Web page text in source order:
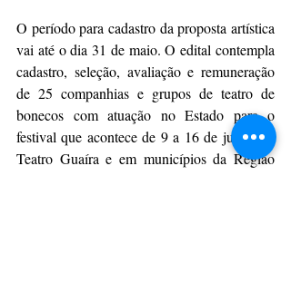
O período para cadastro da proposta artística
vai até o dia 31 de maio. O edital contempla
cadastro, seleção, avaliação e remuneração
de 25 companhias e grupos de teatro de
bonecos com atuação no Estado para o
festival que acontece de 9 a 16 de julho, no
Teatro Guaíra e em municípios da Região